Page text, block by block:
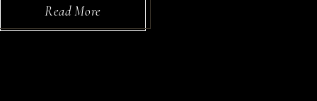
Read More